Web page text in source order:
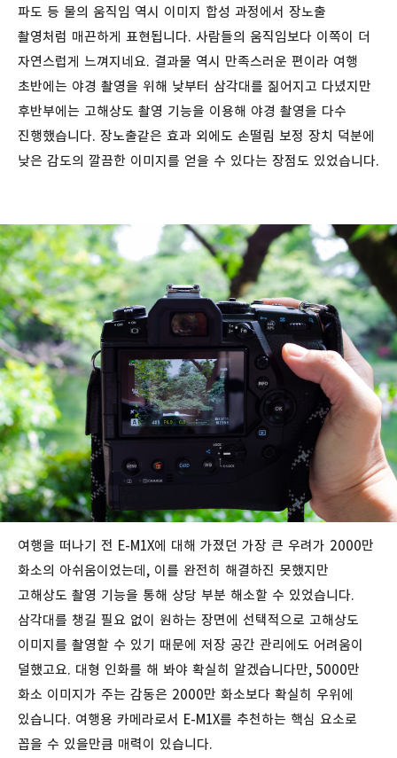
파도 등 물의 움직임 역시 이미지 합성 과정에서 장노출
촬영처럼 매끈하게 표현됩니다. 사람들의 움직임보다 이쪽이 더
자연스럽게 느껴지네요. 결과물 역시 만족스러운 편이라 여행
초반에는 야경 촬영을 위해 낮부터 삼각대를 짊어지고 다녔지만
후반부에는 고해상도 촬영 기능을 이용해 야경 촬영을 다수
진행했습니다. 장노출같은 효과 외에도 손떨림 보정 장치 덕분에
낮은 감도의 깔끔한 이미지를 얻을 수 있다는 장점도 있었습니다.
여행을 떠나기 전 E-M1X에 대해 가졌던 가장 큰 우려가 2000만
화소의 아쉬움이었는데, 이를 완전히 해결하진 못했지만
고해상도 촬영 기능을 통해 상당 부분 해소할 수 있었습니다.
삼각대를 챙길 필요 없이 원하는 장면에 선택적으로 고해상도
이미지를 촬영할 수 있기 때문에 저장 공간 관리에도 어려움이
덜했고요. 대형 인화를 해 봐야 확실히 알겠습니다만, 5000만
화소 이미지가 주는 감동은 2000만 화소보다 확실히 우위에
있습니다. 여행용 카메라로서 E-M1X를 추천하는 핵심 요소로
꼽을 수 있을만큼 매력이 있습니다.